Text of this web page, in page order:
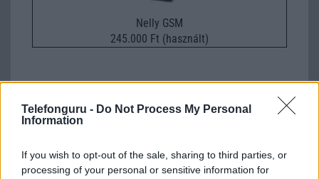
Telefonguru - Do Not Process My Personal
Information
If you wish to opt-out of the sale, sharing to third parties, or
processing of your personal or sensitive information for
Nelly GSM
245.000 Ft (használt)
Számos népszerű Samsung Galaxy
frissítésből – itt a lista az érintett
modellekről